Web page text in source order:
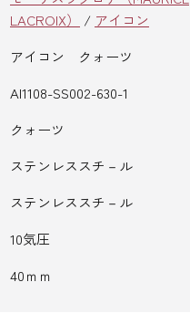
LACROIX）
/ アイコン
アイコン クォーツ
AI1108-SS002-630-1
クォーツ
ステンレススチ－ル
ステンレススチ－ル
10気圧
40ｍｍ